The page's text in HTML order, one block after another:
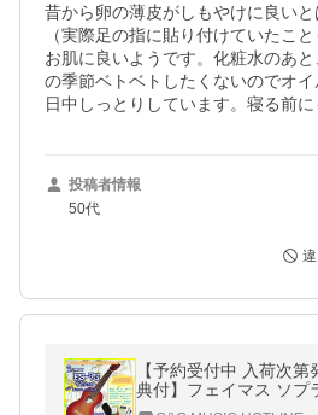
昔から卵の薄皮がしもやけに良い
（実際足の指に貼り付けていたこ
お肌に良いようです。化粧水のあ
の季節ベトベトしたくないのでオ
日中しっとりしています。寝る前に
投稿者情報
50代
【予約受付中 入荷次
典付】フェイマス ソプ
14点セット Famous FS-